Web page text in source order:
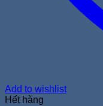
Add to wishlist
Hết hàng